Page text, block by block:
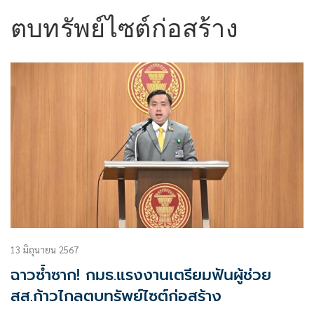
ตบทรัพย์ไซต์ก่อสร้าง
13 มิถุนายน 2567
ฉาวซ้ำซาก! กมธ.แรงงานเตรียมฟันผู้ช่วย
สส.ก้าวไกลตบทรัพย์ไซต์ก่อสร้าง